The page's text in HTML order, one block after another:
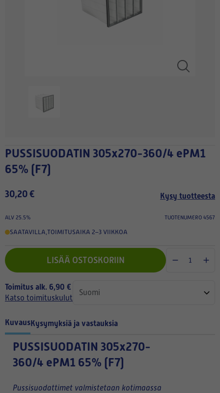
PUSSISUODATIN 305x270-360/4 ePM1
65% (F7)
30,20 € Kysy tuotteesta
ALV 25.5% TUOTENUMERO 4567
SAATAVILLA,TOIMITUSAIKA 2–3 VIIKKOA
LISÄÄ OSTOSKORIIN
Toimitus alk. 6,90 €
Katso toimituskulut
KuvausKysymyksiä ja vastauksia
PUSSISUODATIN 305x270-
360/4 ePM1 65% (F7)
Pussisuodattimet valmistetaan kotimaassa